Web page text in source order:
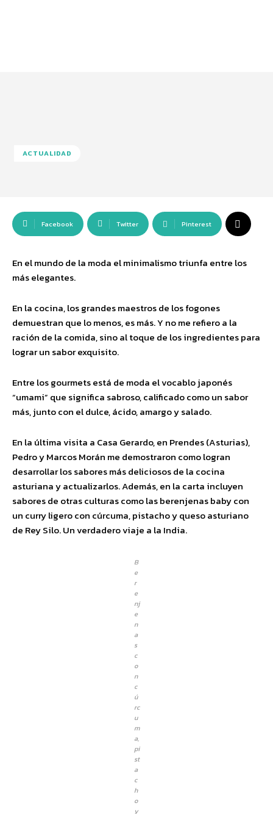
ACTUALIDAD
Facebook Twitter Pinterest
En el mundo de la moda el minimalismo triunfa entre los
más elegantes.
En la cocina, los grandes maestros de los fogones
demuestran que lo menos, es más. Y no me refiero a la
ración de la comida, sino al toque de los ingredientes para
lograr un sabor exquisito.
Entre los gourmets está de moda el vocablo japonés
“umami” que significa sabroso, calificado como un sabor
más, junto con el dulce, ácido, amargo y salado.
En la última visita a Casa Gerardo, en Prendes (Asturias),
Pedro y Marcos Morán me demostraron como logran
desarrollar los sabores más deliciosos de la cocina
asturiana y actualizarlos. Además, en la carta incluyen
sabores de otras culturas como las berenjenas baby con
un curry ligero con cúrcuma, pistacho y queso asturiano
de Rey Silo. Un verdadero viaje a la India.
B
e
r
e
nj
e
n
a
s
c
o
n
c
ú
rc
u
m
a,
pi
st
a
c
h
o
y